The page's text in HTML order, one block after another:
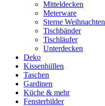
Mitteldecken
Meterware
Sterne Weihnachten
Tischbänder
Tischläufer
Unterdecken
Deko
Kissenhüllen
Taschen
Gardinen
Küche & mehr
Fensterbilder